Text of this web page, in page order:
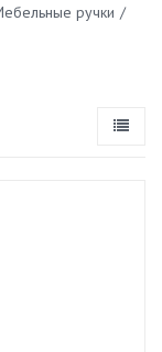
ручки /